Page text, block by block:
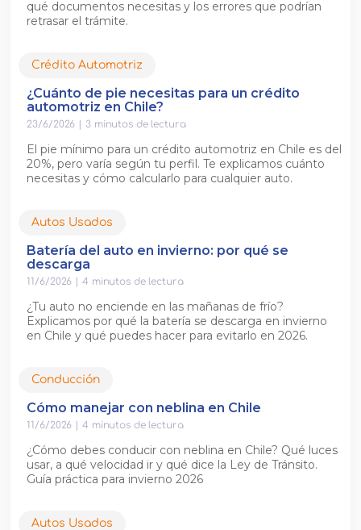
qué documentos necesitas y los errores que podrían
retrasar el trámite.
Crédito Automotriz
¿Cuánto de pie necesitas para un crédito
automotriz en Chile?
23/6/2026 3 minutos de lectura
El pie mínimo para un crédito automotriz en Chile es del
20%, pero varía según tu perfil. Te explicamos cuánto
necesitas y cómo calcularlo para cualquier auto.
Autos Usados
Batería del auto en invierno: por qué se
descarga
11/6/2026 4 minutos de lectura
¿Tu auto no enciende en las mañanas de frío?
Explicamos por qué la batería se descarga en invierno
en Chile y qué puedes hacer para evitarlo en 2026.
Conducción
Cómo manejar con neblina en Chile
11/6/2026 4 minutos de lectura
¿Cómo debes conducir con neblina en Chile? Qué luces
usar, a qué velocidad ir y qué dice la Ley de Tránsito.
Guía práctica para invierno 2026
Autos Usados